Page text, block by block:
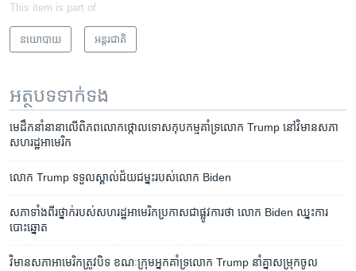
This item is part of
នយោបាយ អន្តរជាតិ
អត្ថបទ​ទាក់ទង
មេដឹកនាំ​នានា​លើ​ពិភពលោក​ថ្កោលទោស​កុបកម្ម​គាំទ្រ​លោក Trump នៅ​វិមាន​សភា​
សហរដ្ឋ​អាមេរិក
លោក Trump ទទួល​ស្គាល់​ជ័យជម្នះ​របស់​លោក Biden
សភា​ទាំងពីរ​ថ្នាក់​របស់​សហរដ្ឋ​អាមេរិក​ប្រកាស​ជា​ផ្លូវការ​ថា លោក Biden ឈ្នះ​ការ
បោះឆ្នោត
វិមាន​សភា​អាមេរិក​ត្រូវ​បិទ ខណៈ​ក្រុម​អ្នក​គាំទ្រ​លោក Trump នាំ​គ្នា​សម្រុក​ចូល